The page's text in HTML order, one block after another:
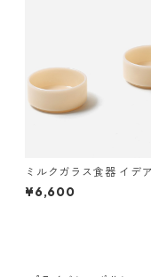
ミルクガラス食器 イデ
ーブルウェア ミルクガラ
ウル 2点ペアセット
¥6,600